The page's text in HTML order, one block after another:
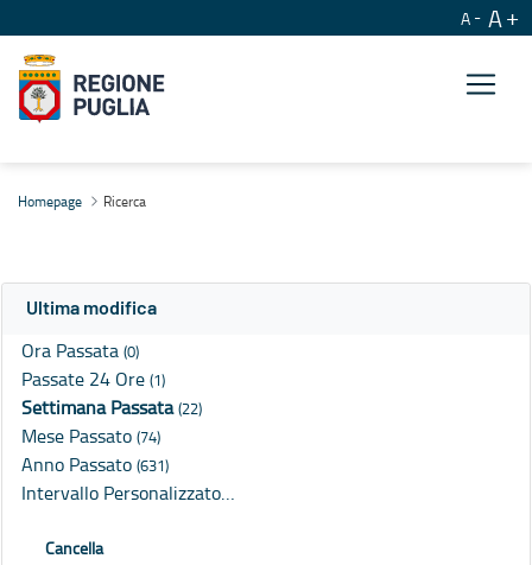
A A
Homepage Ricerca
Ultima modifica
Ora Passata (0)
Passate 24 Ore (1)
Settimana Passata(22)
Mese Passato (74)
Anno Passato (631)
Intervallo Personalizzato…
Cancella